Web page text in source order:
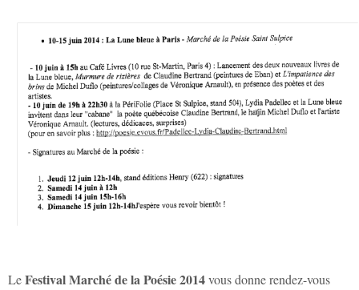
LeFestival Marché de la Poésie 2014vous donne rendez-vous